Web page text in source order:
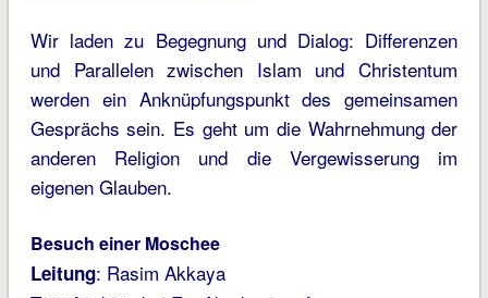
Wir laden zu Begegnung und Dialog: Differenzen
und Parallelen zwischen Islam und Christentum
werden ein Anknüpfungspunkt des gemeinsamen
Gesprächs sein. Es geht um die Wahrnehmung der
anderen Religion und die Vergewisserung im
eigenen Glauben.
Besuch einer Moschee
Leitung: Rasim Akkaya